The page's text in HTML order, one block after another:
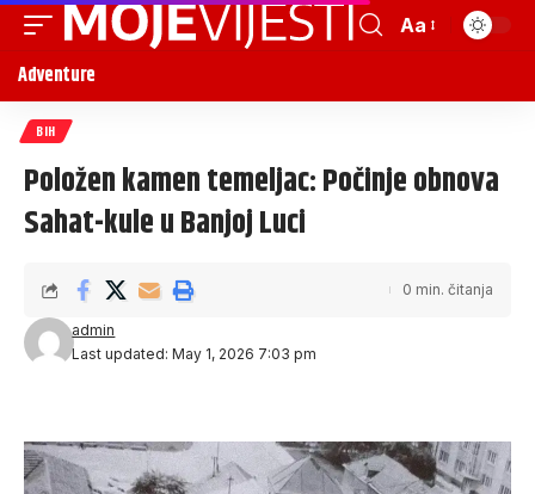
Aa
Adventure
BIH
Položen kamen temeljac: Počinje obnova
Sahat-kule u Banjoj Luci
Last updated: May 1, 2026 7:03 pm
admin
0 min. čitanja